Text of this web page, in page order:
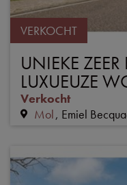
VERKOCHT
UNIEKE
LUXUEUZE
Verkocht
Mol Emiel